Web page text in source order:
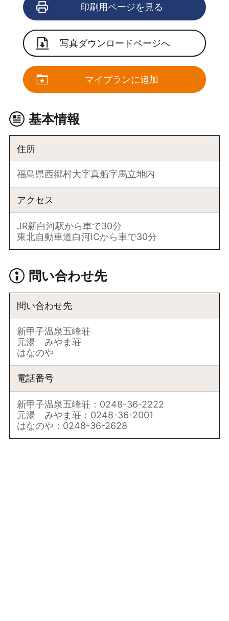
印刷用ページを見る
写真ダウンロードページへ
マイプランに追加
基本情報
住所
福島県西郷村大字真船字馬立地内
アクセス
JR新白河駅から車で30分
東北自動車道白河ICから車で30分
問い合わせ先
問い合わせ先
新甲子温泉五峰荘
元湯 みやま荘
はなのや
電話番号
新甲子温泉五峰荘：0248-36-2222
元湯 みやま荘：0248-36-2001
はなのや：0248-36-2628